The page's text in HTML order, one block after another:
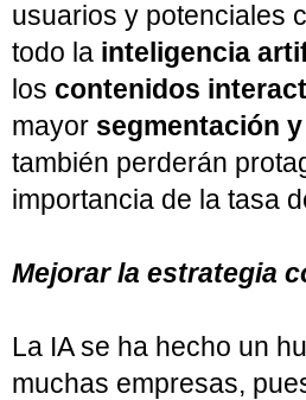
usuarios y potenciales
todo la inteligencia
los contenidos
mayor segmentación
también perderán
importancia de la tasa
Mejorar la estrategia
La IA se ha hecho un
muchas empresas,